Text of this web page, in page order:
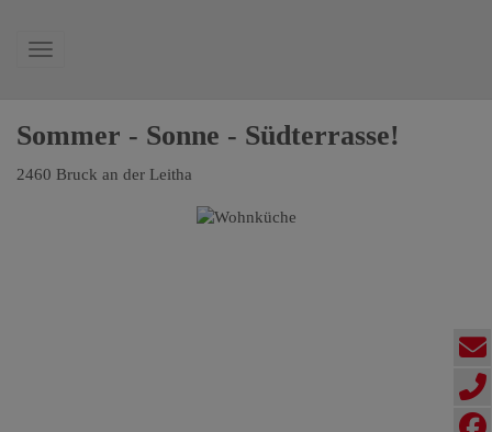
Navigation anzeigen
Sommer - Sonne - Südterrasse!
2460 Bruck an der Leitha